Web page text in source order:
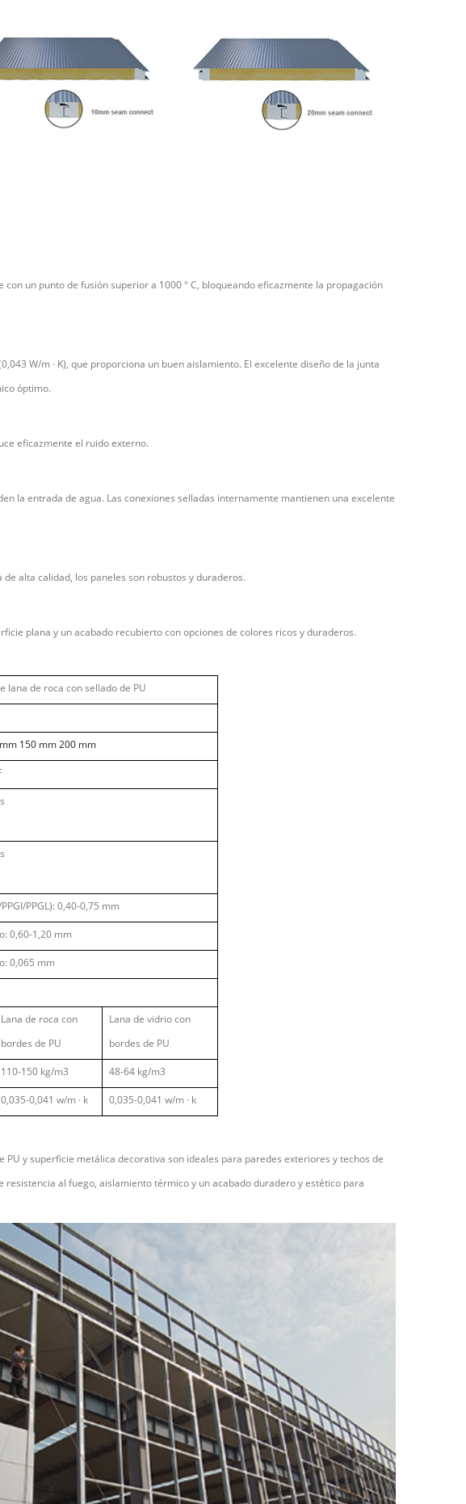
con un punto de fusión superior a 1000 °C, bloqueando eficazmente la propagación
W/m · K), que proporciona un buen aislamiento. El excelente diseño de la junta
óptimo.
eficazmente el ruido externo.
la entrada de agua. Las conexiones selladas internamente mantienen una excelente
alta calidad, los paneles son robustos y duraderos.
plana y un acabado recubierto con opciones de colores ricos y duraderos.
lana de roca con sellado de PU
150 mm 200 mm
PPGL): 0,40-0,75 mm
0,60-1,20 mm
0,065 mm
Lana de roca con
bordes de PU
Lana de vidrio con
bordes de PU
110-150 kg/m3 48-64 kg/m3
0,035-0,041 w/m · k 0,035-0,041 w/m · k
PU y superficie metálica decorativa son ideales para paredes exteriores y techos de
al fuego, aislamiento térmico y un acabado duradero y estético para